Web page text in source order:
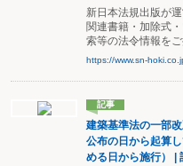
新日本法規出版が
関連書籍・加除式
索等の法令情報をご
https://www.sn-
記事
建築基準法の一部
公布の日から起算
める日から施行） |